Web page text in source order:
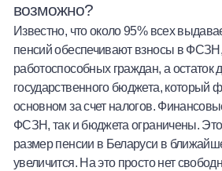
возможно?
Известно, что около 95% всех
пенсий обеспечивают взносы в
работоспособных граждан, а остаток
государственного бюджета, который
основном за счет налогов.
ФСЗН, так и бюджета ограничены. Это
размер пенсии в Беларуси в
увеличится. На это просто нет